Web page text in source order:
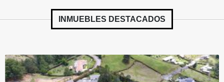
INMUEBLES DESTACADOS